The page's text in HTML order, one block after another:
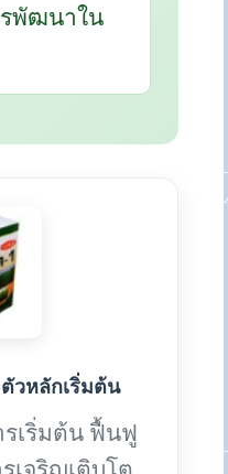
พัฒนาใน
ตัวหลักเริ่มต้น
เริ่มต้น ฟื้นฟู